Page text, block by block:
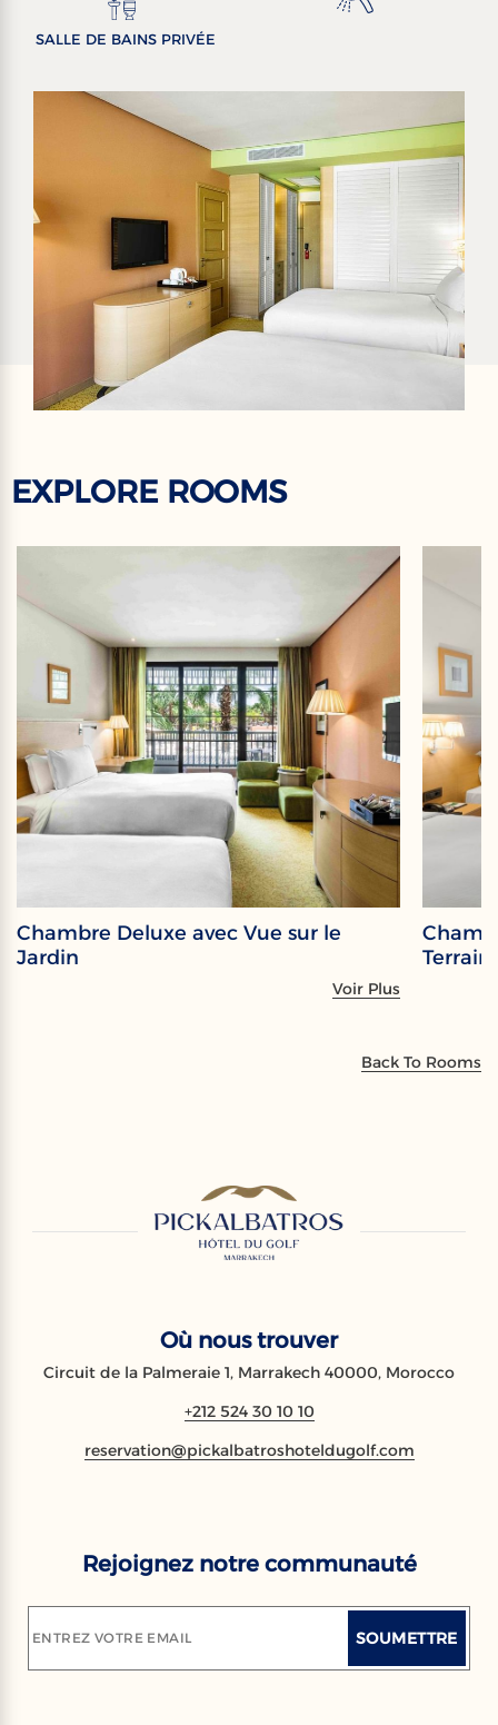
SALLE DE BAINS PRIVÉE
EXPLORE ROOMS
Chambre Deluxe avec Vue sur le
Jardin
Voir Plus
Terrain
Back To Rooms
Où nous trouver
Circuit de la Palmeraie 1, Marrakech 40000, Morocco
+212 524 30 10 10
reservation@pickalbatroshoteldugolf.com
Rejoignez notre communauté
ENTREZ VOTRE EMAIL SOUMETTRE